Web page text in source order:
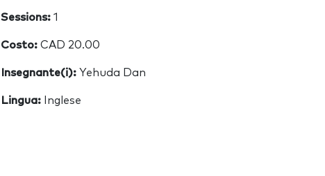
Sessions: 1
Costo: CAD 20.00
Insegnante(i): Yehuda Dan
Lingua: Inglese